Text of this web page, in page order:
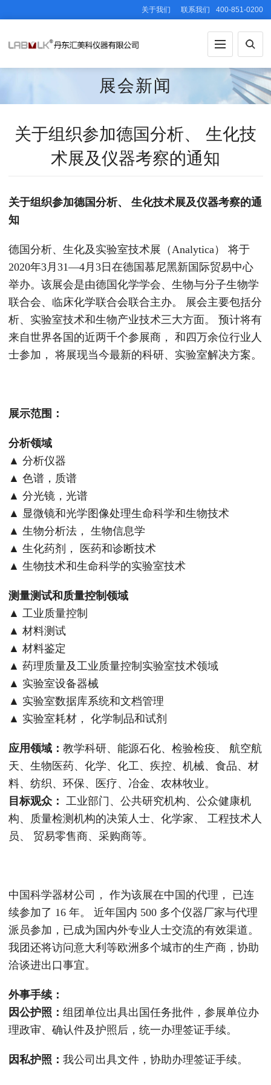
关于我们 联系我们 400-851-0200
展会新闻
关于组织参加德国分析、 生化技
术展及仪器考察的通知
关于组织参加德国分析、 生化技术展及仪器考察的通
知
德国分析、生化及实验室技术展（Analytica） 将于
2020年3月31—4月3日在德国慕尼黑新国际贸易中心
举办。该展会是由德国化学学会、生物与分子生物学
联合会、临床化学联合会联合主办。 展会主要包括分
析、实验室技术和生物产业技术三大方面。 预计将有
来自世界各国的近两千个参展商， 和四万余位行业人
士参加， 将展现当今最新的科研、实验室解决方案。
展示范围：
分析领域
▲ 分析仪器
▲ 色谱，质谱
▲ 分光镜，光谱
▲ 显微镜和光学图像处理生命科学和生物技术
▲ 生物分析法， 生物信息学
▲ 生化药剂， 医药和诊断技术
▲ 生物技术和生命科学的实验室技术
测量测试和质量控制领域
▲ 工业质量控制
▲ 材料测试
▲ 材料鉴定
▲ 药理质量及工业质量控制实验室技术领域
▲ 实验室设备器械
▲ 实验室数据库系统和文档管理
▲ 实验室耗材， 化学制品和试剂
应用领域： 教学科研、能源石化、检验检疫、 航空航
天、生物医药、化学、化工、疾控、机械、食品、材
料、纺织、环保、医疗、冶金、农林牧业。
目标观众： 工业部门、公共研究机构、公众健康机
构、质量检测机构的决策人士、化学家、 工程技术人
员、 贸易零售商、采购商等。
中国科学器材公司， 作为该展在中国的代理， 已连
续参加了 16 年。 近年国内 500 多个仪器厂家与代理
派员参加，已成为国内外专业人士交流的有效渠道。
我团还将访问意大利等欧洲多个城市的生产商，协助
洽谈进出口事宜。
外事手续：
因公护照： 组团单位出具出国任务批件，参展单位办
理政审、确认件及护照后，统一办理签证手续。
因私护照： 我公司出具文件，协助办理签证手续。